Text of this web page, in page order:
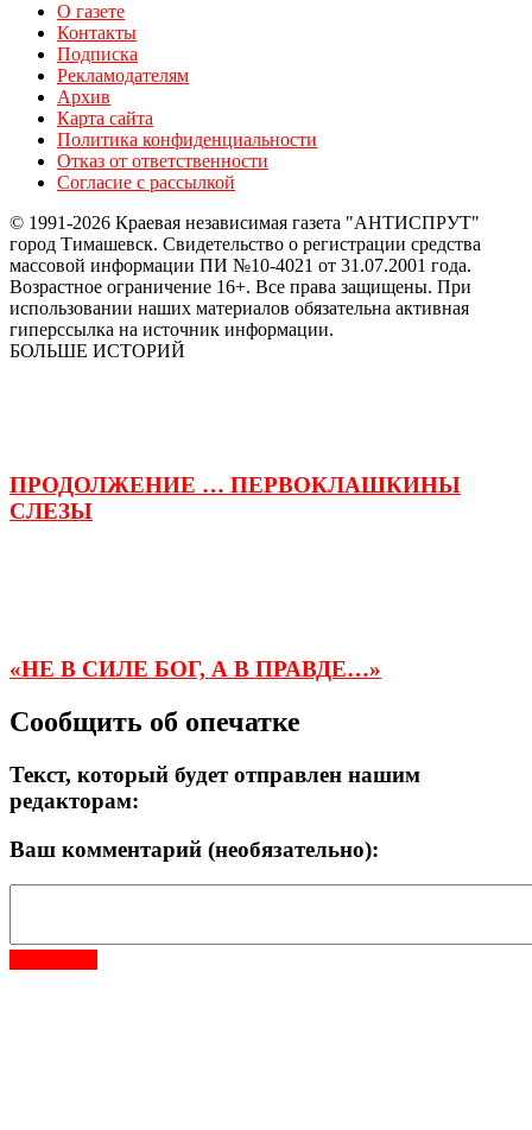
О газете
Контакты
Подписка
Рекламодателям
Архив
Карта сайта
Политика конфиденциальности
Отказ от ответственности
Согласие с рассылкой
© 1991-2026 Краевая независимая газета "АНТИСПРУТ"
город Тимашевск. Свидетельство о регистрации средства
массовой информации ПИ №10-4021 от 31.07.2001 года.
Возрастное ограничение 16+. Все права защищены. При
использовании наших материалов обязательна активная
гиперссылка на источник информации.
БОЛЬШЕ ИСТОРИЙ
ПРОДОЛЖЕНИЕ … ПЕРВОКЛАШКИНЫ
СЛЕЗЫ
«НЕ В СИЛЕ БОГ, А В ПРАВДЕ…»
Сообщить об опечатке
Текст, который будет отправлен нашим
редакторам:
Ваш комментарий (необязательно):